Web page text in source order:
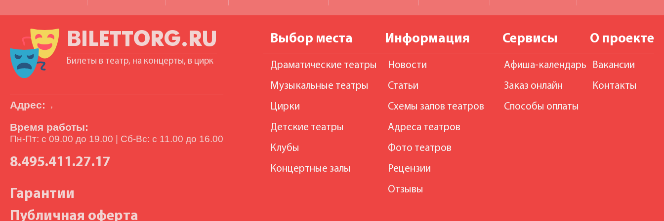
BILETTORG.RU
Билеты в театр, на концерты, в цирк
Адрес: ,
Время работы:
Пн-Пт: с 09.00 до 19.00 | Сб-Вс: с 11.00 до 16.00
8.495.411.27.17
Гарантии
Публичная оферта
Выбор места Информация Сервисы О проекте
Драматические театры
Музыкальные театры
Цирки
Детские театры
Клубы
Концертные залы
Новости
Статьи
Схемы залов театров
Адреса театров
Фото театров
Рецензии
Отзывы
Афиша-календарь
Заказ онлайн
Способы оплаты
Вакансии
Контакты